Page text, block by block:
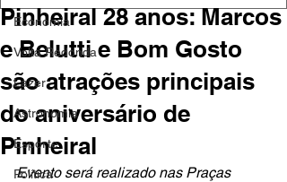
Economia
Volta Redonda
Lazer
Astronomia
Esporte
Política
Pinheiral 28 anos: Marcos
e Belutti e Bom Gosto
são atrações principais
do aniversário de
Pinheiral
Evento será realizado nas Praças